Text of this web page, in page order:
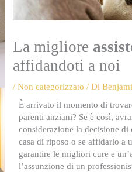
La migliore
affidandoti a noi
/Non categorizzato / Di
È arrivato il momento di
parenti anziani? Se è così,
considerazione la decisione
casa di riposo o se affidarlo a
garantire le migliori cure e
l’assunzione di un